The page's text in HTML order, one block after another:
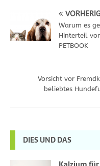
Warum es
Hinterteil
PETBOOK
Vorsicht vor
beliebtes
DIES UND DAS